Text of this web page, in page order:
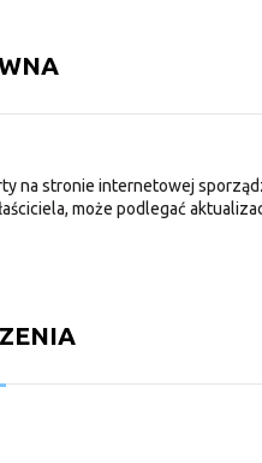
na stronie internetowej
może podlegać